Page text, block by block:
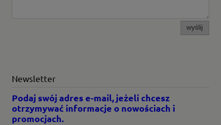
wyślij
Newsletter
Podaj swój adres e-mail, jeżeli chcesz
otrzymywać informacje o nowościach i
promocjach.